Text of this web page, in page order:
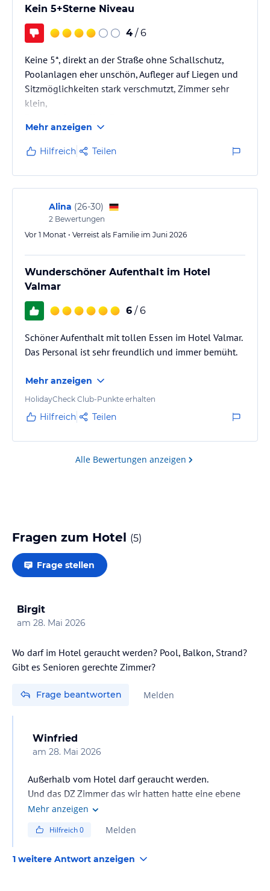
ohne Gewähr und ohne Prüfung durch HolidayCheck. Bitte
jeweiligen Veranstalters.
Kein 5+Sterne Niveau
4 / 6
Keine 5*, direkt an der Straße ohne Schallschutz,
Poolanlagen eher unschön, Aufleger auf Liegen und
Sitzmöglichkeiten stark verschmutzt, Zimmer sehr
klein,
Mehr anzeigen
Hilfreich Teilen
Alina (26-30)
2 Bewertungen
Vor 1 Monat • Verreist als Familie im Juni 2026
Wunderschöner Aufenthalt im Hotel
Valmar
6 / 6
Schöner Aufenthalt mit tollen Essen im Hotel Valmar.
Das Personal ist sehr freundlich und immer bemüht.
Mehr anzeigen
HolidayCheck Club-Punkte erhalten
Hilfreich Teilen
Alle Bewertungen anzeigen
Fragen zum Hotel (5)
Frage stellen
Birgit
am 28. Mai 2026
Wo darf im Hotel geraucht werden? Pool, Balkon, Strand?
Gibt es Senioren gerechte Zimmer?
Frage beantworten Melden
Winfried
am 28. Mai 2026
Außerhalb vom Hotel darf geraucht werden.
Und das DZ Zimmer das wir hatten hatte eine ebene
Dusche und ein sehr schöner Balkon mit Blick zum
% Engländer im Hotel.
Mehr anzeigen
Hilfreich0 Melden
1 weitere Antwort anzeigen